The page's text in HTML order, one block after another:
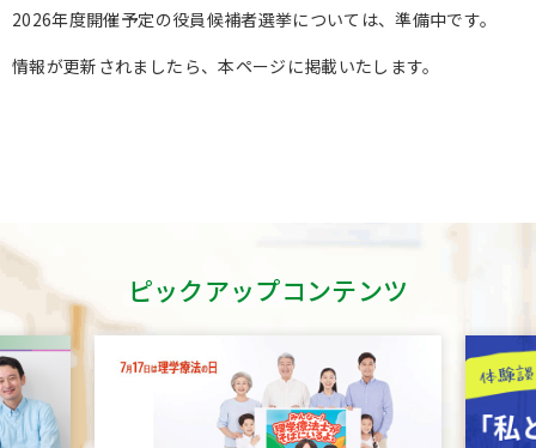
2026年度開催予定の役員候補者選挙については、準備中です。
情報が更新されましたら、本ページに掲載いたします。
ピックアップコンテンツ